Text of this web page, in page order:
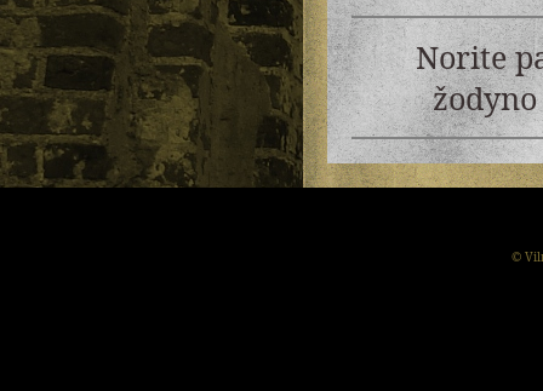
Norite
©